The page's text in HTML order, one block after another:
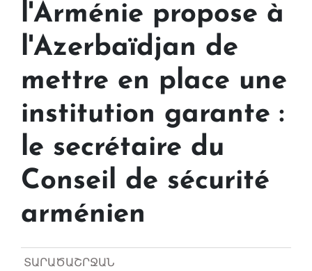
l'Arménie propose à
l'Azerbaïdjan de
mettre en place une
institution garante :
le secrétaire du
Conseil de sécurité
arménien
ՏԱՐԱԾԱՇՐՋԱՆ